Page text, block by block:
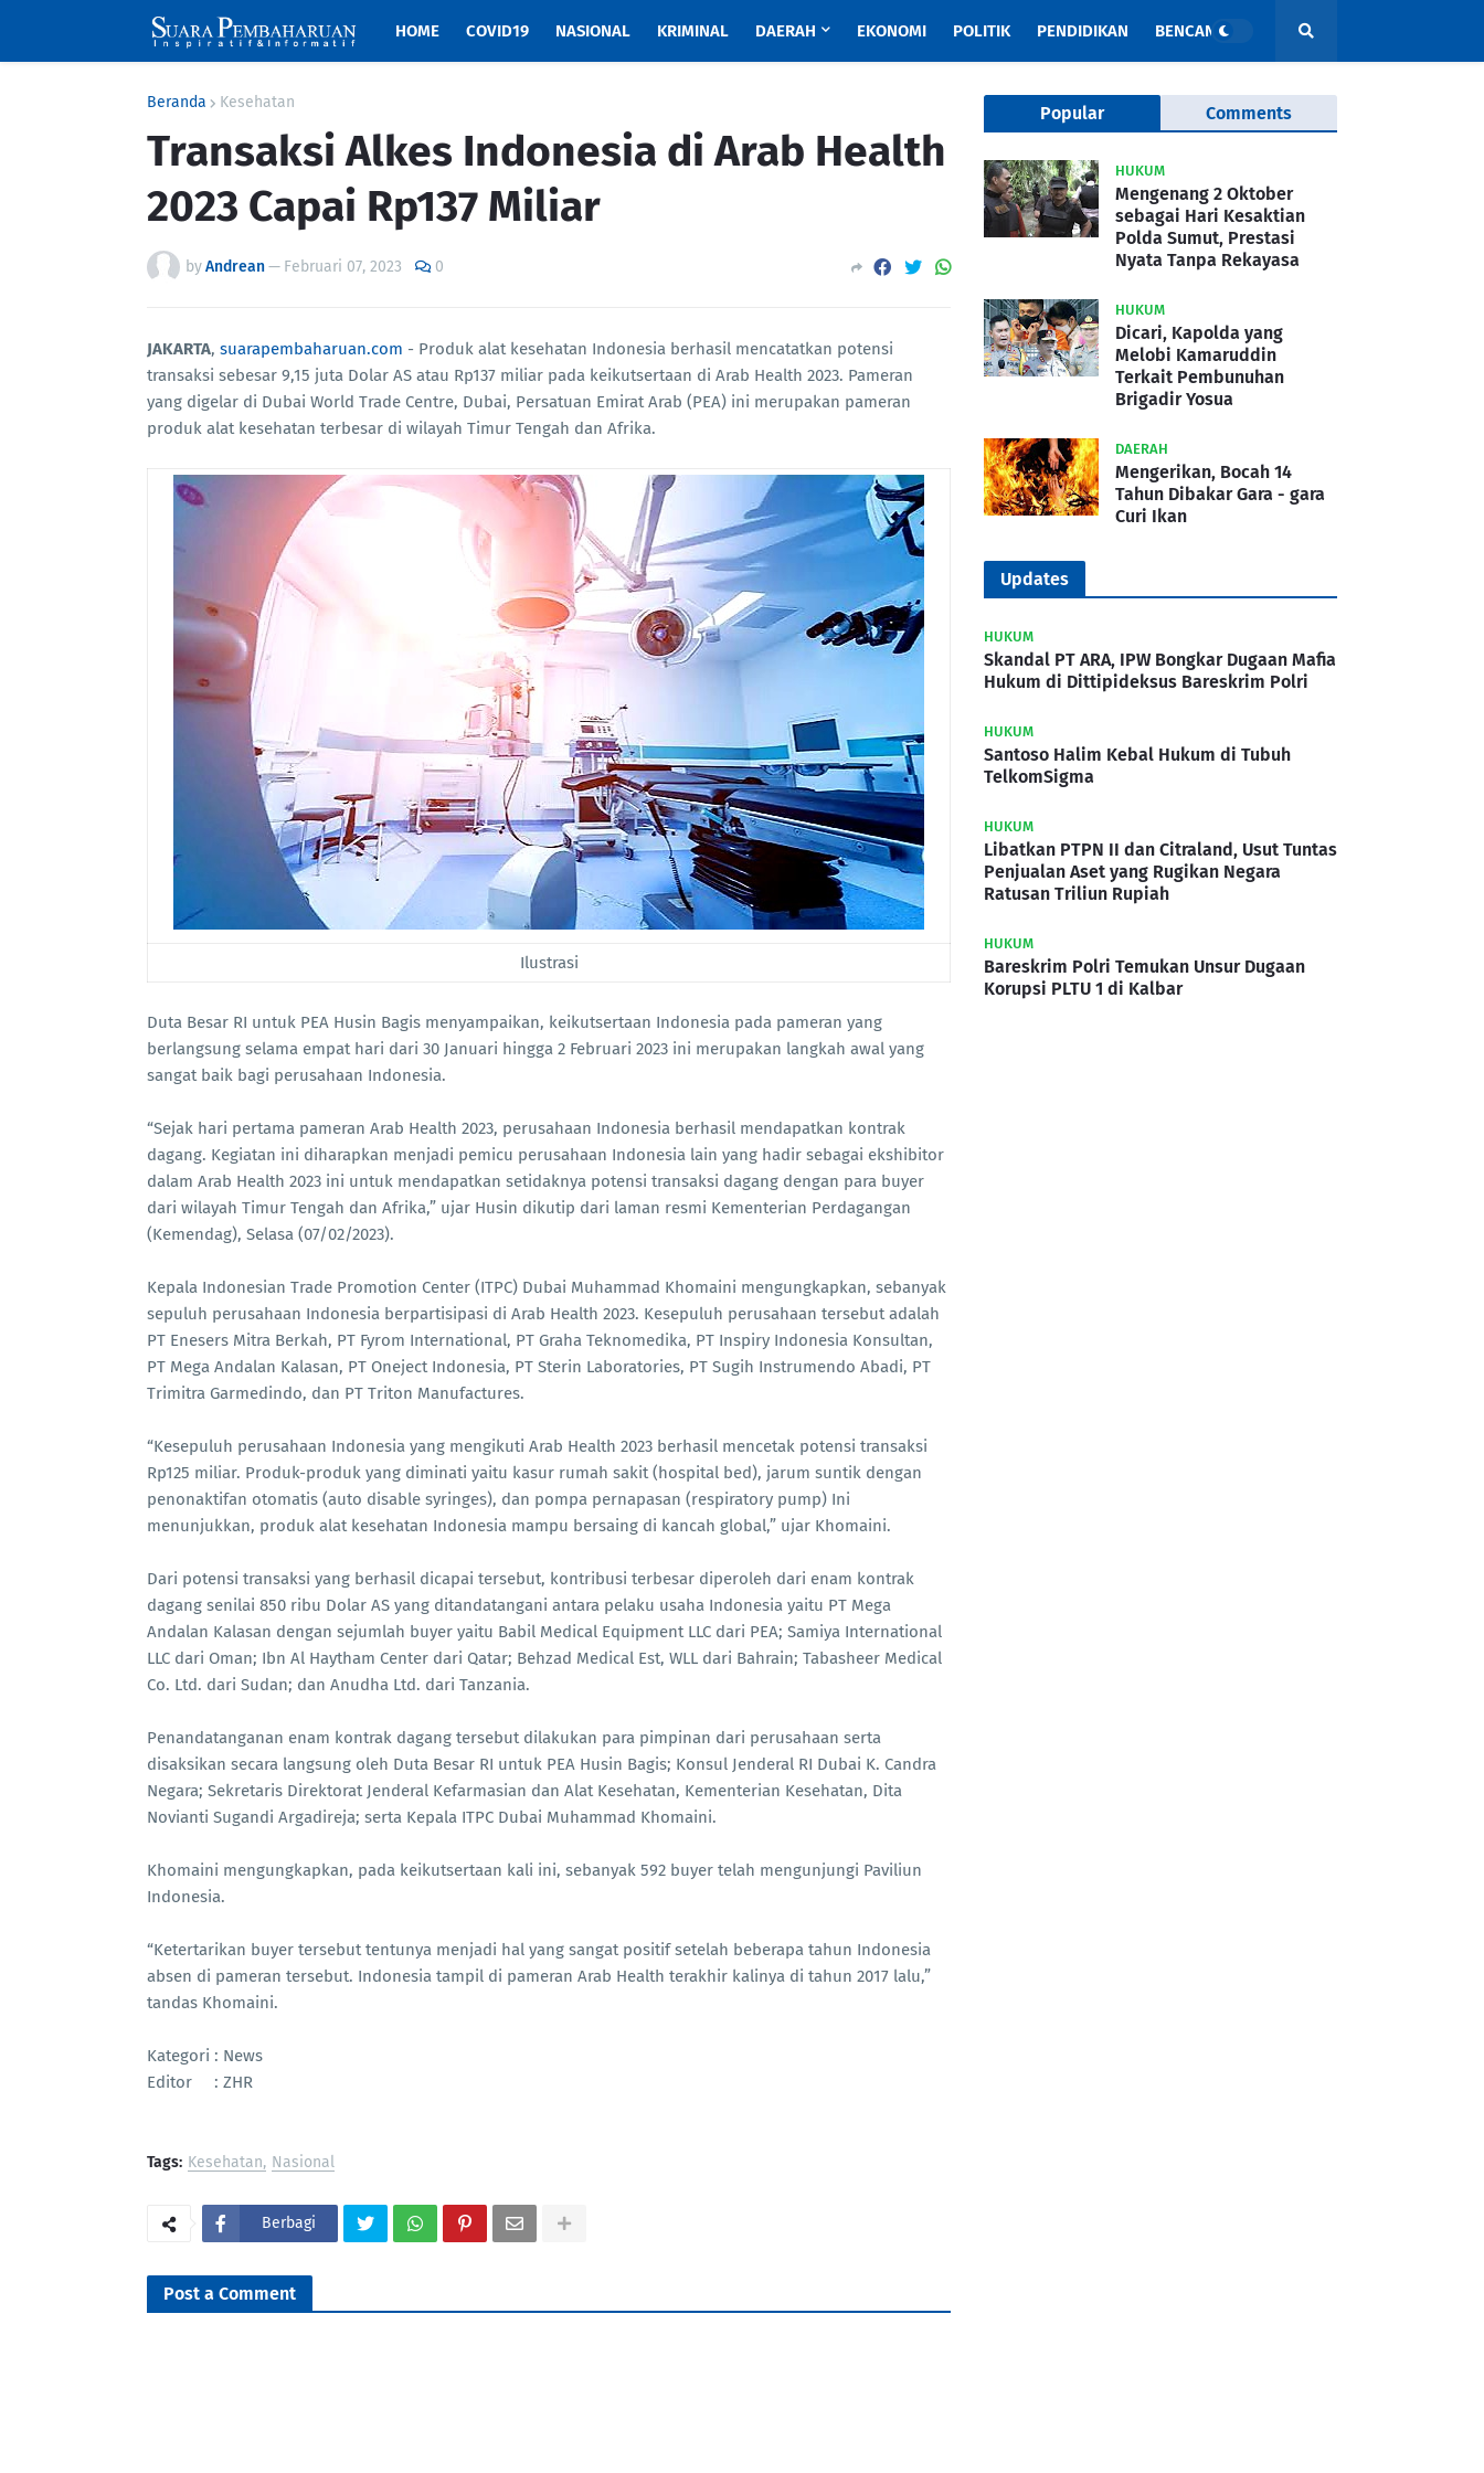
HOME COVID19 NASIONAL KRIMINAL DAERAH EKONOMI POLITIK PENDIDIKAN BENCANA
Beranda Kesehatan
Transaksi Alkes Indonesia di Arab Health
2023 Capai Rp137 Miliar
byAndrean— Februari 07, 2023 0
JAKARTA, suarapembaharuan.com - Produk alat kesehatan Indonesia berhasil mencatatkan potensi
transaksi sebesar 9,15 juta Dolar AS atau Rp137 miliar pada keikutsertaan di Arab Health 2023. Pameran
yang digelar di Dubai World Trade Centre, Dubai, Persatuan Emirat Arab (PEA) ini merupakan pameran
produk alat kesehatan terbesar di wilayah Timur Tengah dan Afrika.
Ilustrasi
Duta Besar RI untuk PEA Husin Bagis menyampaikan, keikutsertaan Indonesia pada pameran yang
berlangsung selama empat hari dari 30 Januari hingga 2 Februari 2023 ini merupakan langkah awal yang
sangat baik bagi perusahaan Indonesia.
“Sejak hari pertama pameran Arab Health 2023, perusahaan Indonesia berhasil mendapatkan kontrak
dagang. Kegiatan ini diharapkan menjadi pemicu perusahaan Indonesia lain yang hadir sebagai ekshibitor
dalam Arab Health 2023 ini untuk mendapatkan setidaknya potensi transaksi dagang dengan para buyer
dari wilayah Timur Tengah dan Afrika,” ujar Husin dikutip dari laman resmi Kementerian Perdagangan
(Kemendag), Selasa (07/02/2023).
Kepala Indonesian Trade Promotion Center (ITPC) Dubai Muhammad Khomaini mengungkapkan, sebanyak
sepuluh perusahaan Indonesia berpartisipasi di Arab Health 2023. Kesepuluh perusahaan tersebut adalah
PT Enesers Mitra Berkah, PT Fyrom International, PT Graha Teknomedika, PT Inspiry Indonesia Konsultan,
PT Mega Andalan Kalasan, PT Oneject Indonesia, PT Sterin Laboratories, PT Sugih Instrumendo Abadi, PT
Trimitra Garmedindo, dan PT Triton Manufactures.
“Kesepuluh perusahaan Indonesia yang mengikuti Arab Health 2023 berhasil mencetak potensi transaksi
Rp125 miliar. Produk-produk yang diminati yaitu kasur rumah sakit (hospital bed), jarum suntik dengan
penonaktifan otomatis (auto disable syringes), dan pompa pernapasan (respiratory pump) Ini
menunjukkan, produk alat kesehatan Indonesia mampu bersaing di kancah global,” ujar Khomaini.
Dari potensi transaksi yang berhasil dicapai tersebut, kontribusi terbesar diperoleh dari enam kontrak
dagang senilai 850 ribu Dolar AS yang ditandatangani antara pelaku usaha Indonesia yaitu PT Mega
Andalan Kalasan dengan sejumlah buyer yaitu Babil Medical Equipment LLC dari PEA; Samiya International
LLC dari Oman; Ibn Al Haytham Center dari Qatar; Behzad Medical Est, WLL dari Bahrain; Tabasheer Medical
Co. Ltd. dari Sudan; dan Anudha Ltd. dari Tanzania.
Penandatanganan enam kontrak dagang tersebut dilakukan para pimpinan dari perusahaan serta
disaksikan secara langsung oleh Duta Besar RI untuk PEA Husin Bagis; Konsul Jenderal RI Dubai K. Candra
Negara; Sekretaris Direktorat Jenderal Kefarmasian dan Alat Kesehatan, Kementerian Kesehatan, Dita
Novianti Sugandi Argadireja; serta Kepala ITPC Dubai Muhammad Khomaini.
Khomaini mengungkapkan, pada keikutsertaan kali ini, sebanyak 592 buyer telah mengunjungi Paviliun
Indonesia.
“Ketertarikan buyer tersebut tentunya menjadi hal yang sangat positif setelah beberapa tahun Indonesia
absen di pameran tersebut. Indonesia tampil di pameran Arab Health terakhir kalinya di tahun 2017 lalu,”
tandas Khomaini.
Kategori : News
Editor : ZHR
Tags: Kesehatan Nasional
Berbagi
Post a Comment
Popular Comments
HUKUM
Mengenang 2 Oktober
sebagai Hari Kesaktian
Polda Sumut, Prestasi
Nyata Tanpa Rekayasa
HUKUM
Dicari, Kapolda yang
Melobi Kamaruddin
Terkait Pembunuhan
Brigadir Yosua
DAERAH
Mengerikan, Bocah 14
Tahun Dibakar Gara - gara
Curi Ikan
Updates
HUKUM
Skandal PT ARA, IPW Bongkar Dugaan Mafia
Hukum di Dittipideksus Bareskrim Polri
HUKUM
Santoso Halim Kebal Hukum di Tubuh
TelkomSigma
HUKUM
Libatkan PTPN II dan Citraland, Usut Tuntas
Penjualan Aset yang Rugikan Negara
Ratusan Triliun Rupiah
HUKUM
Bareskrim Polri Temukan Unsur Dugaan
Korupsi PLTU 1 di Kalbar